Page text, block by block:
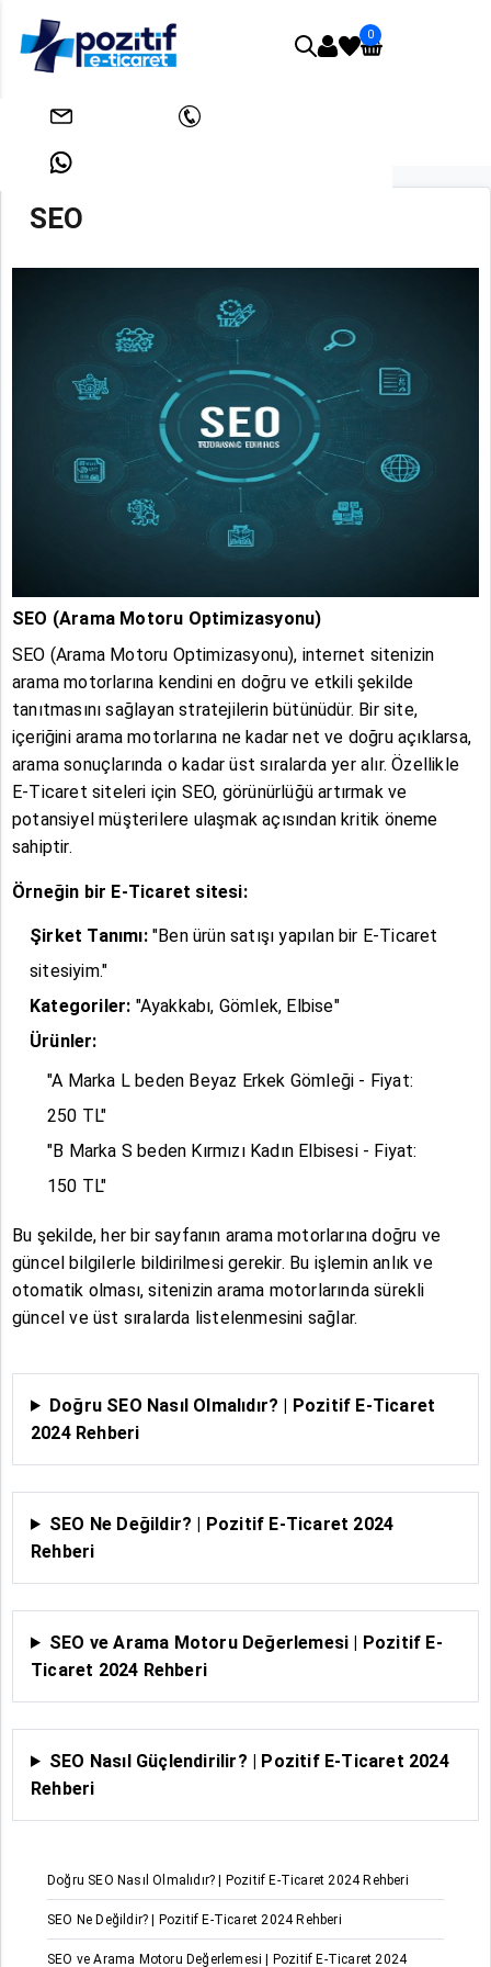
info@pozitifeticaret.com
+905312631824
0
Doğru SEO Nasıl Olmalıdır? | Pozitif E-Ticaret 2024 Rehberi
SEO Ne Değildir? | Pozitif E-Ticaret 2024 Rehberi
SEO ve Arama Motoru Değerlemesi | Pozitif E-Ticaret 2024
SEO
SEO (Arama Motoru Optimizasyonu)
SEO (Arama Motoru Optimizasyonu), internet sitenizin
arama motorlarına kendini en doğru ve etkili şekilde
tanıtmasını sağlayan stratejilerin bütünüdür. Bir site,
içeriğini arama motorlarına ne kadar net ve doğru açıklarsa,
arama sonuçlarında o kadar üst sıralarda yer alır. Özellikle
E-Ticaret siteleri için SEO, görünürlüğü artırmak ve
potansiyel müşterilere ulaşmak açısından kritik öneme
sahiptir.
Örneğin bir E-Ticaret sitesi:
Şirket Tanımı:"Ben ürün satışı yapılan bir E-Ticaret
sitesiyim."
Kategoriler: "Ayakkabı, Gömlek, Elbise"
Ürünler:
"A Marka L beden Beyaz Erkek Gömleği - Fiyat:
250 TL"
"B Marka S beden Kırmızı Kadın Elbisesi - Fiyat:
150 TL"
Bu şekilde, her bir sayfanın arama motorlarına doğru ve
güncel bilgilerle bildirilmesi gerekir. Bu işlemin anlık ve
otomatik olması, sitenizin arama motorlarında sürekli
güncel ve üst sıralarda listelenmesini sağlar.
Doğru SEO Nasıl Olmalıdır? | Pozitif E-Ticaret
2024 Rehberi
SEO Ne Değildir? | Pozitif E-Ticaret 2024
Rehberi
SEO ve Arama Motoru Değerlemesi | Pozitif E-
Ticaret 2024 Rehberi
SEO Nasıl Güçlendirilir? | Pozitif E-Ticaret 2024
Rehberi